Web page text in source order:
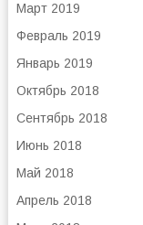
Март 2019
Февраль 2019
Январь 2019
Октябрь 2018
Сентябрь 2018
Июнь 2018
Май 2018
Апрель 2018